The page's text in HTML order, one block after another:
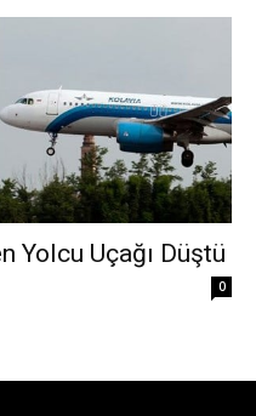
Yolcu Uçağı Düştü
0